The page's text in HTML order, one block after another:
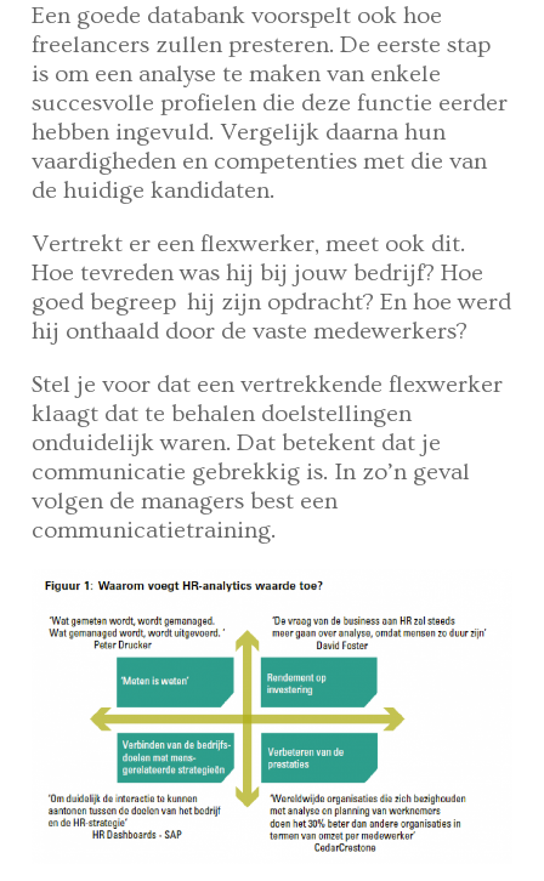
Een goede databank voorspelt ook hoe
freelancers zullen presteren. De eerste stap
is om een analyse te maken van enkele
succesvolle profielen die deze functie eerder
hebben ingevuld. Vergelijk daarna hun
vaardigheden en competenties met die van
de huidige kandidaten.
Vertrekt er een flexwerker, meet ook dit.
Hoe tevreden was hij bij jouw bedrijf? Hoe
goed begreep hij zijn opdracht? En hoe werd
hij onthaald door de vaste medewerkers?
Stel je voor dat een vertrekkende flexwerker
klaagt dat te behalen doelstellingen
onduidelijk waren. Dat betekent dat je
communicatie gebrekkig is. In zo’n geval
volgen de managers best een
communicatietraining.